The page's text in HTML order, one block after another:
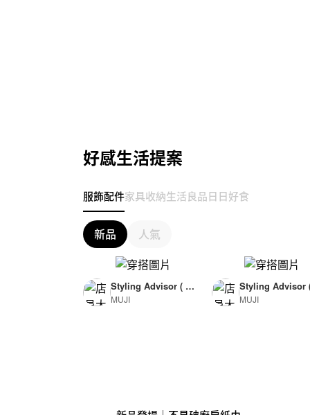
好感生活提案
服飾配件家具收納生活良品日日好食
新品 人氣
Styling Advisor ( F
or Woman )
MUJI
Styling Advisor
or Man )
MUJI